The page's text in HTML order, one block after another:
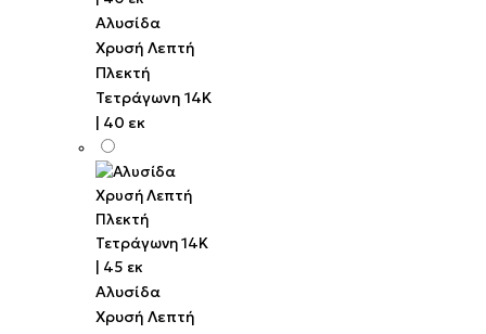
Αλυσίδα
Χρυσή Λεπτή
Πλεκτή
Τετράγωνη 14K
| 40 εκ
Αλυσίδα
Χρυσή Λεπτή